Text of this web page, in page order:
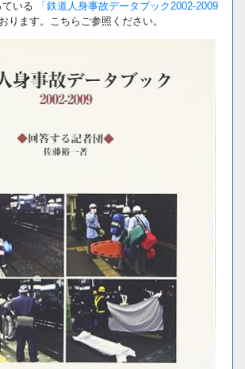
いる
「鉄道人身事故データブック2002-2009
ります。こちらご参照ください。